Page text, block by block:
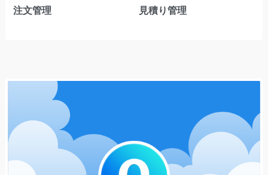
注文管理 見積り管理